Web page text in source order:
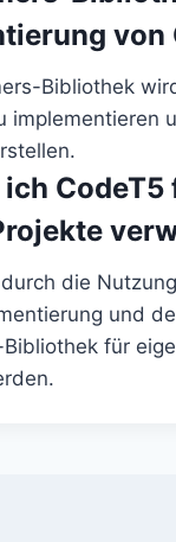
von
Bibliothek
implementieren
CodeT5
die
und
für